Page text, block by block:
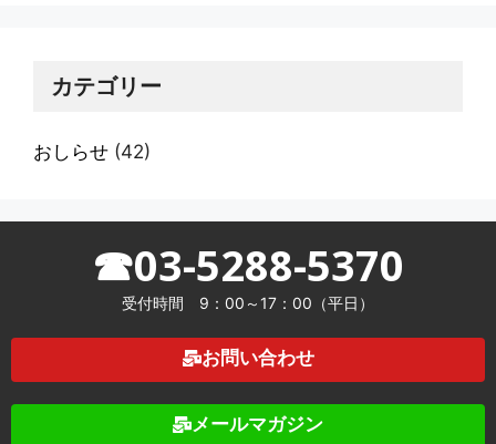
カテゴリー
おしらせ (42)
☎03-5288-5370
受付時間 9：00～17：00（平日）
お問い合わせ
メールマガジン